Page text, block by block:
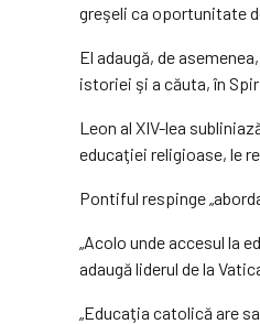
greşeli ca oportunitate
El adaugă, de
istoriei şi a căuta, în
Leon al XIV-lea
educaţiei religioase, le
Pontiful respinge
„Acolo unde accesul la
adaugă liderul de la
„Educaţia catolică are